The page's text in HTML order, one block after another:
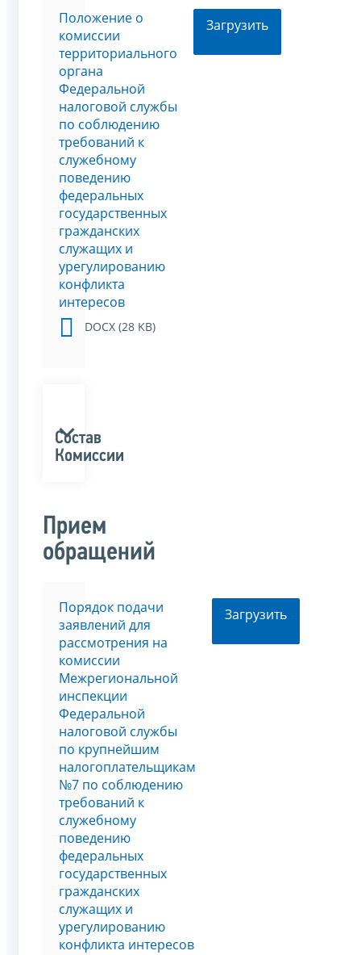
Положение о
комиссии
территориального
органа
Федеральной
налоговой службы
по соблюдению
требований к
служебному
поведению
федеральных
государственных
гражданских
служащих и
урегулированию
конфликта
интересов
DOCX (28 KB)
Загрузить
Состав
Комиссии
Прием
обращений
Порядок подачи
заявлений для
рассмотрения на
комиссии
Межрегиональной
инспекции
Федеральной
налоговой службы
по крупнейшим
налогоплательщикам
№7 по соблюдению
требований к
служебному
поведению
федеральных
государственных
гражданских
служащих и
урегулированию
конфликта интересов
Загрузить